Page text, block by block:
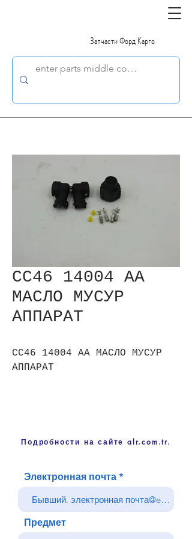
Запчасти Форд Карго
CC46 14004 AA
МАСЛО МУСУР
АППАРАТ
CC46 14004 AA МАСЛО МУСУР
АППАРАТ
Подробности на сайте alr.com.tr.
Электронная почта
Предмет